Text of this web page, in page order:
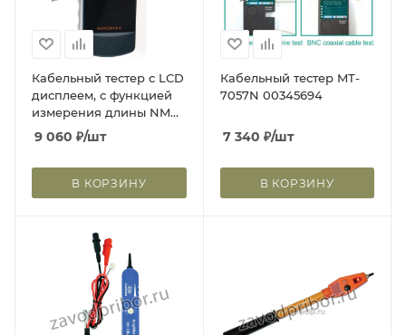
Кабельный тестер с LCD
дисплеем, с функцией
измерения длины NMC-
TED300
9 060 ₽/шт
В КОРЗИНУ
Кабельный тестер MT-
7057N 00345694
7 340 ₽/шт
В КОРЗИНУ